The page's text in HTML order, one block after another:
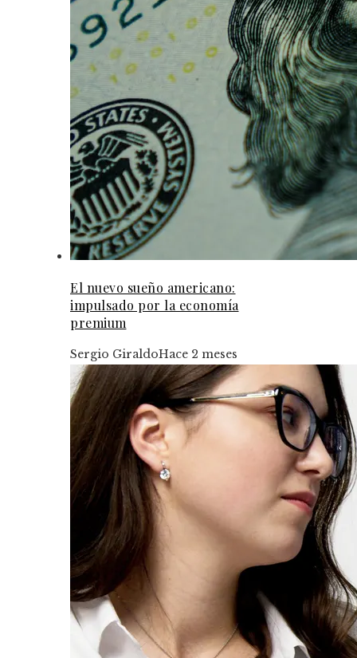
El nuevo sueño americano:
impulsado por la economía
premium
Sergio GiraldoHace 2 meses